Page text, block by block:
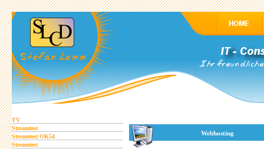
TV
Streamtest
Streamtest OK54
Streamtest
Webhosting